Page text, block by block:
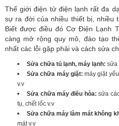
Thế giới điện tử điện lạnh rất đa
sự ra đời của nhiều thiết bị, nhiều
Biết được điều đó Cơ Điện Lạnh
càng mở rộng quy mô, đào tạo
nhất các lỗi gặp phải và cách sửa
Sửa chữa tủ lạnh, máy lạnh: sửa
Sửa chữa máy giặt:máy giặt
v.v
Sửa chữa máy điều hòa: sửa
tụ, chết lốc v.v
Sửa chữa máy làm mát không
mát v.v